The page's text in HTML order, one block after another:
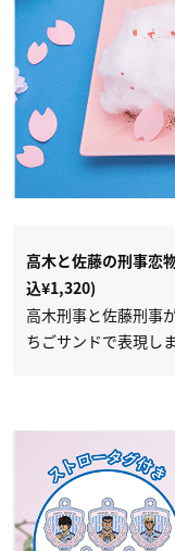
高木と佐藤の刑事恋
込¥1,320)
高木刑事と佐藤刑事
ちごサンドで表現し